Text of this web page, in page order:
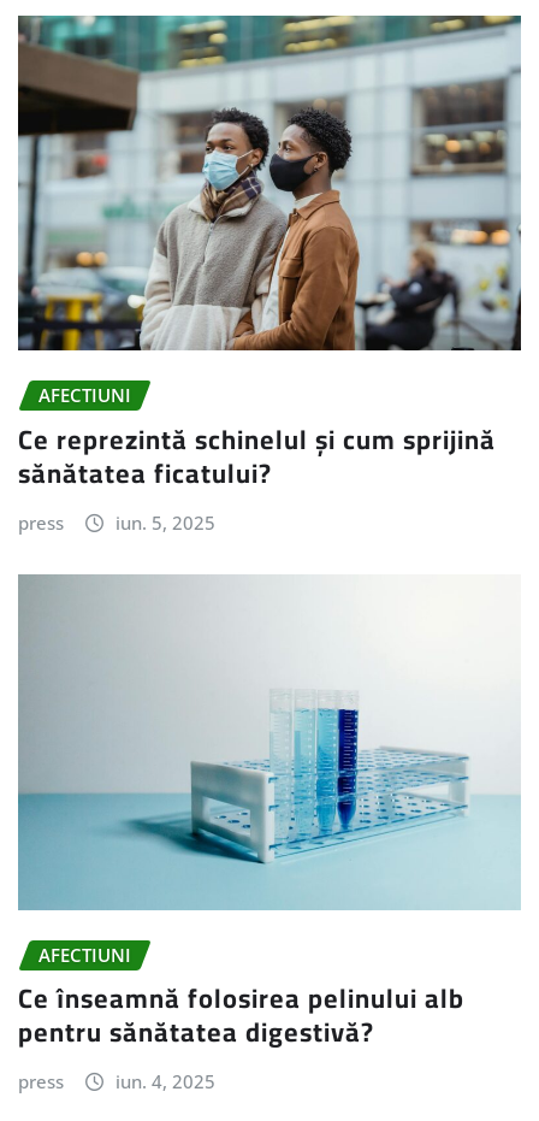
AFECTIUNI
Ce reprezintă schinelul și cum sprijină
sănătatea ficatului?
press iun. 5, 2025
AFECTIUNI
Ce înseamnă folosirea pelinului alb
pentru sănătatea digestivă?
press iun. 4, 2025